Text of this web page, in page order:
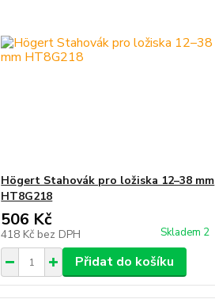
Högert Stahovák pro ložiska 12–38 mm
HT8G218
506 Kč
418 Kč bez DPH Skladem 2
Přidat do košíku